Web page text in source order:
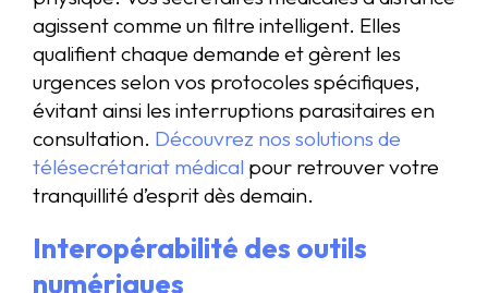
agissent comme un filtre intelligent. Elles
qualifient chaque demande et gèrent les
urgences selon vos protocoles spécifiques,
évitant ainsi les interruptions parasitaires en
consultation. Découvrez nos solutions de
télésecrétariat médical pour retrouver votre
tranquillité d’esprit dès demain.
Interopérabilité des outils
numériques